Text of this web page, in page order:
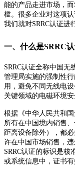
能的产品走进市场，
槛。很多企业对这项
我们就对SRRC认证进
一、什么是SRRC
SRRC认证全称中国
管理局实施的强制性
用，避免不同无线电
关键领域的电磁环境
根据《中华人民共和国
所有在中国境内销售
距离设备除外），都
许在中国市场销售，
SRRC认证的标识是
或系统信息中，证书有